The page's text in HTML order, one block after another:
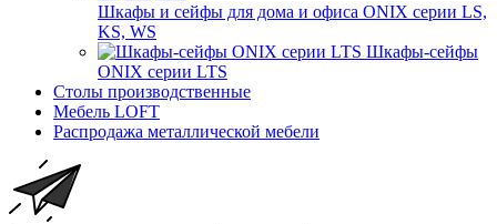
Шкафы и сейфы для дома и офиса ONIX серии LS,
KS, WS
Шкафы-сейфы
ONIX серии LTS
Столы производственные
Мебель LOFT
Распродажа металлической мебели